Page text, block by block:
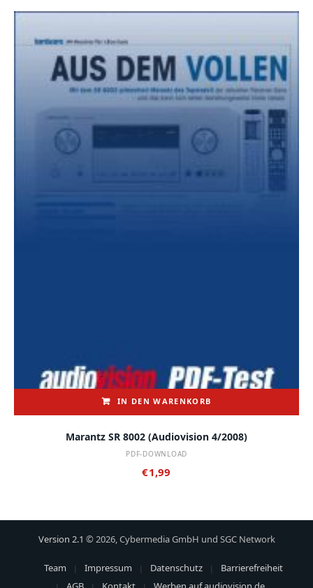
IN DEN WARENKORB
Marantz SR 8002 (audiovision 4/2008)
PDF-DOWNLOAD
€1,99
Version 2.1 © 2026, Cybermedia GmbH und SGC Network
Team Impressum Datenschutz
Barrierefreiheit